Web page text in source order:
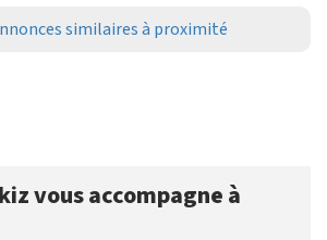
similaires à proximité
vous accompagne à